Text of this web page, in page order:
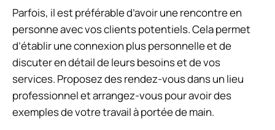
Parfois, il est préférable d’avoir une rencontre en
personne avec vos clients potentiels. Cela permet
d’établir une connexion plus personnelle et de
discuter en détail de leurs besoins et de vos
services. Proposez des rendez-vous dans un lieu
professionnel et arrangez-vous pour avoir des
exemples de votre travail à portée de main.